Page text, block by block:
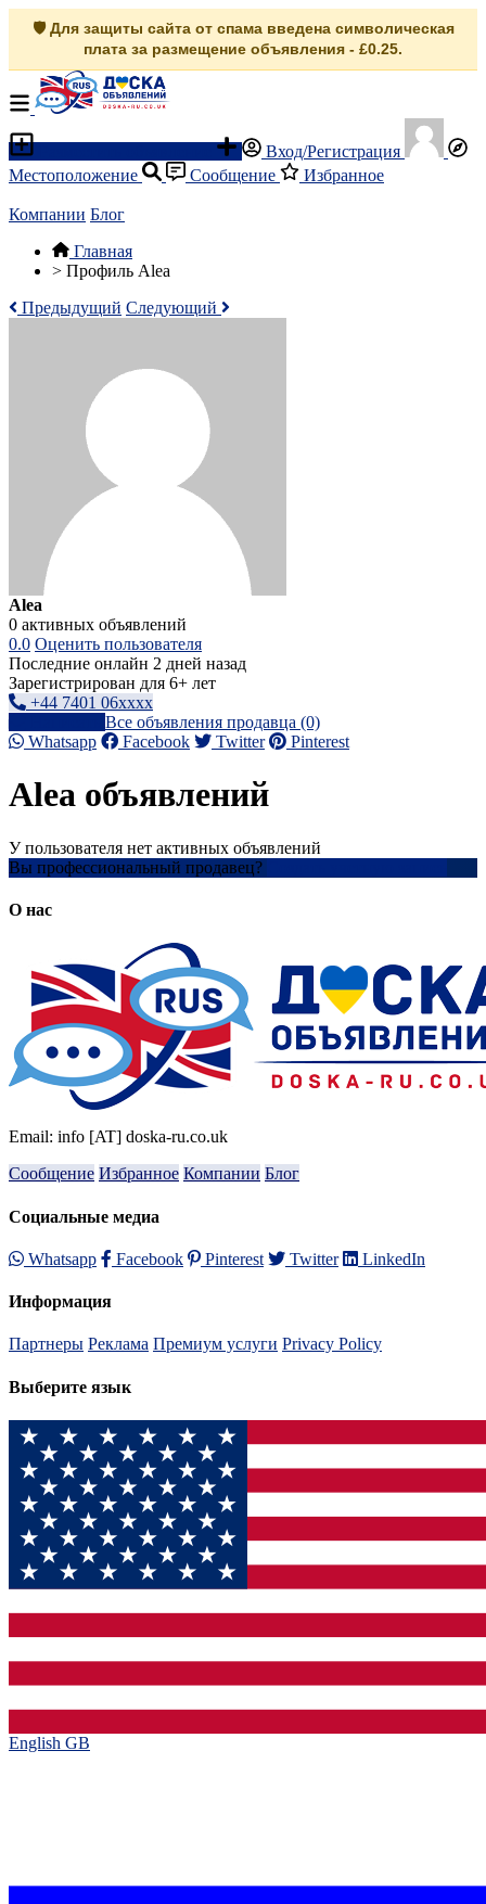
🛡️ Для защиты сайта от спама введена символическая
плата за размещение объявления - £0.25.
Вход/Регистрация
Местоположение
Сообщение Избранное
Компании Блог
Главная
> Профиль Alea
Предыдущий Следующий
Alea
0 активных объявлений
0.0 Оценить пользователя
Последние онлайн 2 дней назад
Зарегистрирован для 6+ лет
+44 7401 06xxxx
Все объявления продавца (0)
Whatsapp
Facebook Twitter Pinterest
Alea объявлений
У пользователя нет активных объявлений
Вы профессиональный продавец?
О нас
Email: info [AT] doska-ru.co.uk
Сообщение Избранное Компании Блог
Социальные медиа
Whatsapp Facebook Pinterest Twitter LinkedIn
Информация
Партнеры Реклама Премиум услуги Privacy Policy
Выберите язык
English GB‎